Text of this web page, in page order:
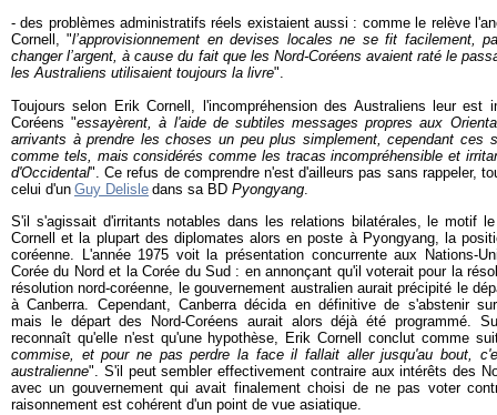
- des problèmes administratifs réels existaient aussi : comme le relève
Cornell, "l’approvisionnement en devises locales ne se fit facilement,
changer l’argent, à cause du fait que les Nord-Coréens avaient raté le
les Australiens utilisaient toujours la livre".
Toujours selon Erik Cornell, l'incompréhension des Australiens leur est
Coréens "essayèrent, à l'aide de subtiles messages propres aux
arrivants à prendre les choses un peu plus simplement, cependant ces
comme tels, mais considérés comme les tracas incompréhensible et
d'Occidental". Ce refus de comprendre n'est d'ailleurs pas sans rappeler,
celui d'un Guy Delisle dans sa BD Pyongyang.
S'il s'agissait d'irritants notables dans les relations bilatérales, le motif
Cornell et la plupart des diplomates alors en poste à Pyongyang, la
coréenne. L'année 1975 voit la présentation concurrente aux Nations-
Corée du Nord et la Corée du Sud : en annonçant qu'il voterait pour la
résolution nord-coréenne, le gouvernement australien aurait précipité le
à Canberra. Cependant, Canberra décida en définitive de s'abstenir
mais le départ des Nord-Coréens aurait alors déjà été programmé.
reconnaît qu'elle n'est qu'une hypothèse, Erik Cornell conclut comme
commise, et pour ne pas perdre la face il fallait aller jusqu'au bout,
australienne". S'il peut sembler effectivement contraire aux intérêts des
avec un gouvernement qui avait finalement choisi de ne pas voter
raisonnement est cohérent d'un point de vue asiatique.